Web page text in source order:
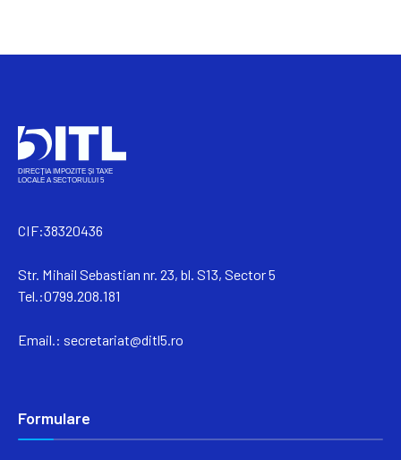
CIF:38320436
Str. Mihail Sebastian nr. 23, bl. S13, Sector 5
Tel.:0799.208.181
Email.: secretariat@ditl5.ro
Formulare